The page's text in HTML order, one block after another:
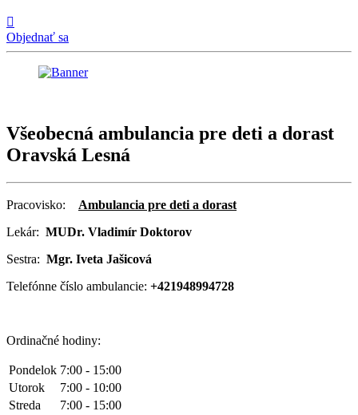

Objednať sa
Všeobecná ambulancia pre deti a dorast
Oravská Lesná
Pracovisko: Ambulancia pre deti a dorast
Lekár: MUDr. Vladimír Doktorov
Sestra: Mgr. Iveta Jašicová
Telefónne číslo ambulancie: +421948994728
Ordinačné hodiny:
Pondelok 7:00 - 15:00
Utorok
7:00 - 10:00
Streda
7:00 - 15:00